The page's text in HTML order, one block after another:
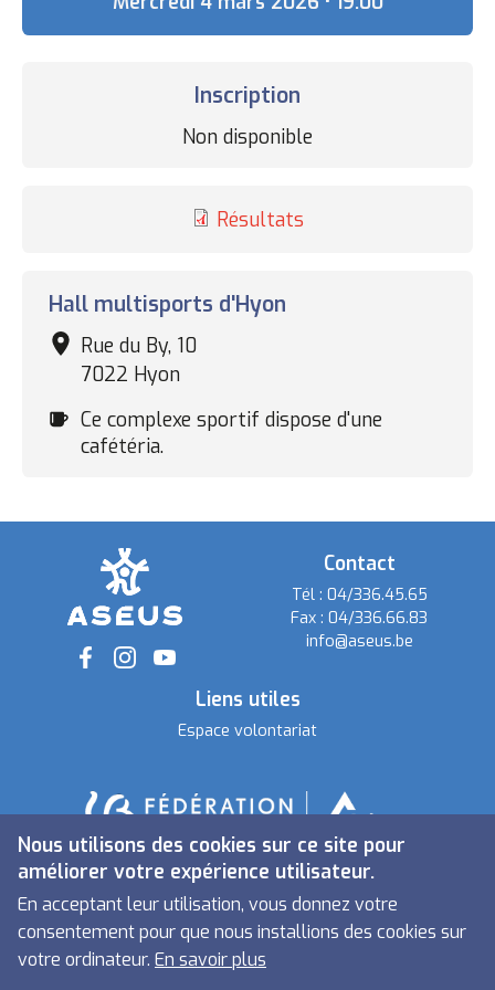
Complexe
sportif
Hall multisports d'Hyon
Rue du By, 10
7022 Hyon
Cafétéria
Ce complexe sportif dispose d'une
cafétéria.
Inscription
Non disponible
Résultats
Social
Contact
Tél : 04/336.45.65
Fax :04/336.66.83
info@aseus.be
Liens utiles
Espace volontariat
Nous utilisons des cookies sur ce site pour
améliorer votre expérience utilisateur.
En acceptant leur utilisation, vous donnez votre
consentement pour que nous installions des cookies sur
votre ordinateur. En savoir plus